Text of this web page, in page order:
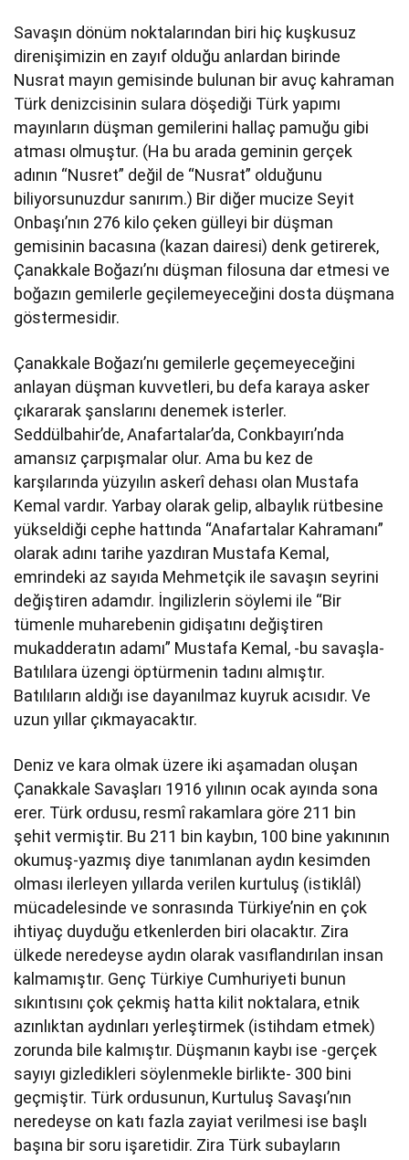
Savaşın dönüm noktalarından biri hiç kuşkusuz
direnişimizin en zayıf olduğu anlardan birinde
Nusrat mayın gemisinde bulunan bir avuç kahraman
Türk denizcisinin sulara döşediği Türk yapımı
mayınların düşman gemilerini hallaç pamuğu gibi
atması olmuştur. (Ha bu arada geminin gerçek
adının “Nusret” değil de “Nusrat” olduğunu
biliyorsunuzdur sanırım.) Bir diğer mucize Seyit
Onbaşı’nın 276 kilo çeken gülleyi bir düşman
gemisinin bacasına (kazan dairesi) denk getirerek,
Çanakkale Boğazı’nı düşman filosuna dar etmesi ve
boğazın gemilerle geçilemeyeceğini dosta düşmana
göstermesidir.
Çanakkale Boğazı’nı gemilerle geçemeyeceğini
anlayan düşman kuvvetleri, bu defa karaya asker
çıkararak şanslarını denemek isterler.
Seddülbahir’de, Anafartalar’da, Conkbayırı’nda
amansız çarpışmalar olur. Ama bu kez de
karşılarında yüzyılın askerî dehası olan Mustafa
Kemal vardır. Yarbay olarak gelip, albaylık rütbesine
yükseldiği cephe hattında “Anafartalar Kahramanı”
olarak adını tarihe yazdıran Mustafa Kemal,
emrindeki az sayıda Mehmetçik ile savaşın seyrini
değiştiren adamdır. İngilizlerin söylemi ile “Bir
tümenle muharebenin gidişatını değiştiren
mukadderatın adamı” Mustafa Kemal, -bu savaşla-
Batılılara üzengi öptürmenin tadını almıştır.
Batılıların aldığı ise dayanılmaz kuyruk acısıdır. Ve
uzun yıllar çıkmayacaktır.
Deniz ve kara olmak üzere iki aşamadan oluşan
Çanakkale Savaşları 1916 yılının ocak ayında sona
erer. Türk ordusu, resmî rakamlara göre 211 bin
şehit vermiştir. Bu 211 bin kaybın, 100 bine yakınının
okumuş-yazmış diye tanımlanan aydın kesimden
olması ilerleyen yıllarda verilen kurtuluş (istiklâl)
mücadelesinde ve sonrasında Türkiye’nin en çok
ihtiyaç duyduğu etkenlerden biri olacaktır. Zira
ülkede neredeyse aydın olarak vasıflandırılan insan
kalmamıştır. Genç Türkiye Cumhuriyeti bunun
sıkıntısını çok çekmiş hatta kilit noktalara, etnik
azınlıktan aydınları yerleştirmek (istihdam etmek)
zorunda bile kalmıştır. Düşmanın kaybı ise -gerçek
sayıyı gizledikleri söylenmekle birlikte- 300 bini
geçmiştir. Türk ordusunun, Kurtuluş Savaşı’nın
neredeyse on katı fazla zayiat verilmesi ise başlı
başına bir soru işaretidir. Zira Türk subayların